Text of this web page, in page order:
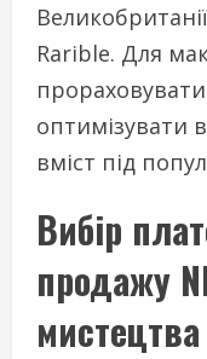
Rarible. Для
оптимізувати
вміст під
Вибір
продажу
мистецтва